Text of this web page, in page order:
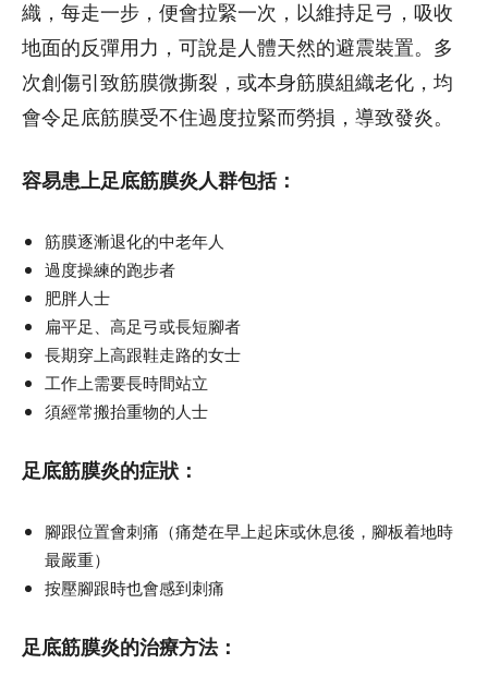
織，每走一步，便會拉緊一次，以維持足弓，吸收
地面的反彈用力，可說是人體天然的避震裝置。多
次創傷引致筋膜微撕裂，或本身筋膜組織老化，均
會令足底筋膜受不住過度拉緊而勞損，導致發炎。
容易患上足底筋膜炎人群包括：
筋膜逐漸退化的中老年人
過度操練的跑步者
肥胖人士
扁平足、高足弓或長短腳者
長期穿上高跟鞋走路的女士
工作上需要長時間站立
須經常搬抬重物的人士
足底筋膜炎的症狀：
腳跟位置會刺痛（痛楚在早上起床或休息後，腳板着地時
最嚴重）
按壓腳跟時也會感到刺痛
足底筋膜炎的治療方法：